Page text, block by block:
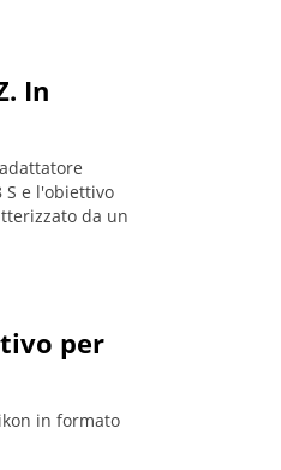
In
S e l'obiettivo
da un
per
in formato